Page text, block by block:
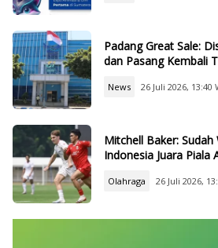
Padang Great Sale:
dan Pasang Kembali
News 26 Juli 2026, 13:40
Mitchell Baker:
Indonesia Juara Piala
Olahraga 26 Juli 2026,